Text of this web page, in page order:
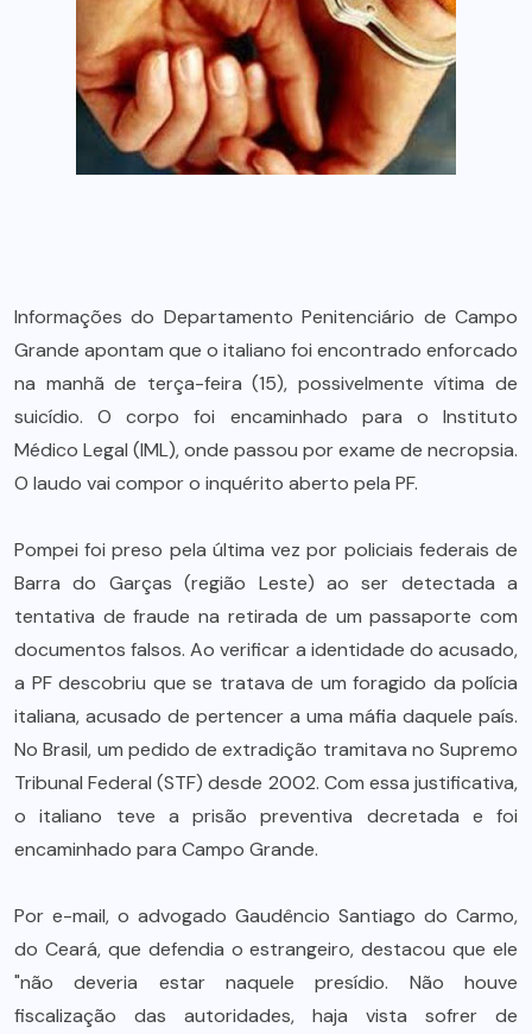
Informações do Departamento Penitenciário de Campo
Grande apontam que o italiano foi encontrado enforcado
na manhã de terça-feira (15), possivelmente vítima de
suicídio. O corpo foi encaminhado para o Instituto
Médico Legal (IML), onde passou por exame de necropsia.
O laudo vai compor o inquérito aberto pela PF.
Pompei foi preso pela última vez por policiais federais de
Barra do Garças (região Leste) ao ser detectada a
tentativa de fraude na retirada de um passaporte com
documentos falsos. Ao verificar a identidade do acusado,
a PF descobriu que se tratava de um foragido da polícia
italiana, acusado de pertencer a uma máfia daquele país.
No Brasil, um pedido de extradição tramitava no Supremo
Tribunal Federal (STF) desde 2002. Com essa justificativa,
o italiano teve a prisão preventiva decretada e foi
encaminhado para Campo Grande.
Por e-mail, o advogado Gaudêncio Santiago do Carmo,
do Ceará, que defendia o estrangeiro, destacou que ele
"não deveria estar naquele presídio. Não houve
fiscalização das autoridades, haja vista sofrer de